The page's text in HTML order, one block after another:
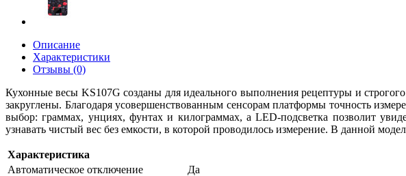
Описание
Характеристики
Отзывы (0)
Кухонные весы KS107G созданы для идеального выполнения рецептуры и
закруглены. Благодаря усовершенствованным сенсорам платформы точность
выбор: граммах, унциях, фунтах и килограммах, а LED-подсветка позволит
узнавать чистый вес без емкости, в которой проводилось измерение. В данной
Характеристика
Автоматическое отключение
Да